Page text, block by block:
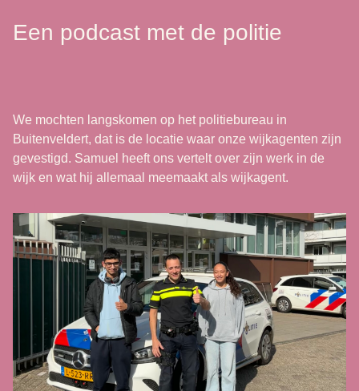
Een podcast met de politie
We mochten langskomen op het politiebureau in
Buitenveldert, dat is de locatie waar onze wijkagenten zijn
gevestigd. Samuel heeft ons vertelt over zijn werk in de
wijk en wat hij allemaal meemaakt als wijkagent.